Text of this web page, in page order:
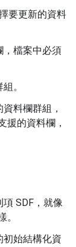
要更新的資料
，檔案中必須
。
料欄群組，
援的資料欄，
SDF，就像
。
初始結構化資